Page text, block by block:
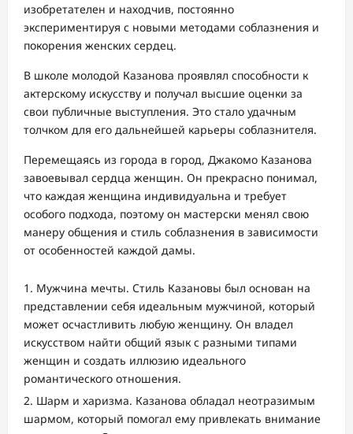
изобретателен и находчив, постоянно
экспериментируя с новыми методами соблазнения и
покорения женских сердец.
В школе молодой Казанова проявлял способности к
актерскому искусству и получал высшие оценки за
свои публичные выступления. Это стало удачным
толчком для его дальнейшей карьеры соблазнителя.
Перемещаясь из города в город, Джакомо Казанова
завоевывал сердца женщин. Он прекрасно понимал,
что каждая женщина индивидуальна и требует
особого подхода, поэтому он мастерски менял свою
манеру общения и стиль соблазнения в зависимости
от особенностей каждой дамы.
Мужчина мечты. Стиль Казановы был основан на
представлении себя идеальным мужчиной, который
может осчастливить любую женщину. Он владел
искусством найти общий язык с разными типами
женщин и создать иллюзию идеального
романтического отношения.
Шарм и харизма. Казанова обладал неотразимым
шармом, который помогал ему привлекать внимание